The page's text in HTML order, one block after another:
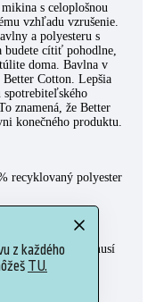
z každého
TU.
s celoplošnou
vzhľadu vzrušenie.
a polyesteru s
budete cítiť pohodlne,
doma. Bavlna v
Cotton. Lepšia
spotrebiteľského
znamená, že Better
konečného produktu.
recyklovaný polyester
Better
rovnováhy, nemusí